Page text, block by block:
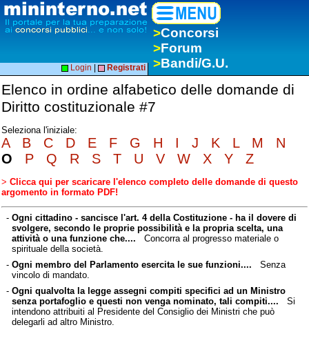
>Concorsi
>Forum
>Bandi/G.U.
Login Registrati
Elenco in ordine alfabetico delle domande di
Diritto costituzionale #7
Seleziona l'iniziale:
A B C D E F G H I J K L M
N
O
P Q R S T U V W X Y Z
> Clicca qui per scaricare l'elenco completo delle domande di questo
argomento in formato PDF!
- Ogni cittadino - sancisce l'art. 4 della Costituzione - ha il dovere di
svolgere, secondo le proprie possibilità e la propria scelta, una
attività o una funzione che.... Concorra al progresso materiale o
spirituale della società.
- Ogni membro del Parlamento esercita le sue funzioni.... Senza
vincolo di mandato.
- Ogni qualvolta la legge assegni compiti specifici ad un Ministro
senza portafoglio e questi non venga nominato, tali compiti.... Si
intendono attribuiti al Presidente del Consiglio dei Ministri che può
delegarli ad altro Ministro.